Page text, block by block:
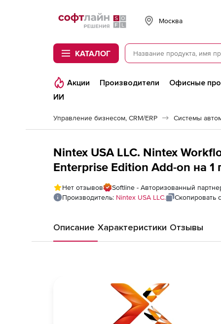
Softline
Москва
КАТАЛОГ
Акции Производители Офисные
ИИ
Управление бизнесом, CRM/ERP Системы
Nintex USA LLC. Nintex
Enterprise Edition Add-on на 1
Нет отзывов
Softline - Авторизованный
Производитель: Nintex USA LLC. Скопировать
Описание Характеристики Отзывы